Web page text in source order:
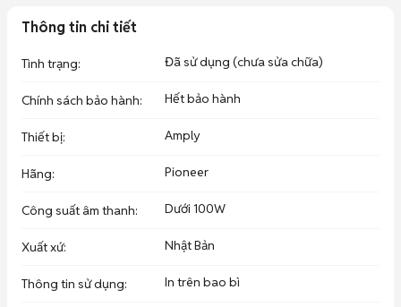
Thông tin chi tiết
Tình trạng: Đã sử dụng (chưa sửa chữa)
Chính sách bảo hành: Hết bảo hành
Thiết bị: Amply
Hãng: Pioneer
Công suất âm thanh: Dưới 100W
Xuất xứ: Nhật Bản
Thông tin sử dụng: In trên bao bì